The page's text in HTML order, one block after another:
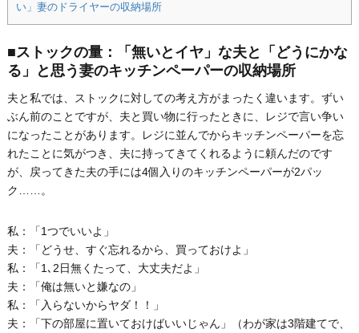
い」妻のドライヤーの収納場所
■ストックの量：「無いとイヤ」な夫と「どうにかな
る」と思う妻のキッチンペーパーの収納場所
夫と私では、ストックに対しての考え方がまったく違います。ずい
ぶん前のことですが、夫と買い物に行ったときに、レジで言い争い
になったことがあります。レジに並んでからキッチンペーパーを忘
れたことに気がつき、夫に持ってきてくれるように頼んだのです
が、戻ってきた夫の手には4個入りのキッチンペーパーが2パッ
ク……。
私：「1つでいいよ」
夫：「どうせ、すぐ忘れるから、買っておけよ」
私：「1､2日無くたって、大丈夫だよ」
夫：「俺は無いと嫌なの」
私：「入らないからヤダ！！」
夫：「下の部屋に置いておけばいいじゃん」（わが家は3階建てで、